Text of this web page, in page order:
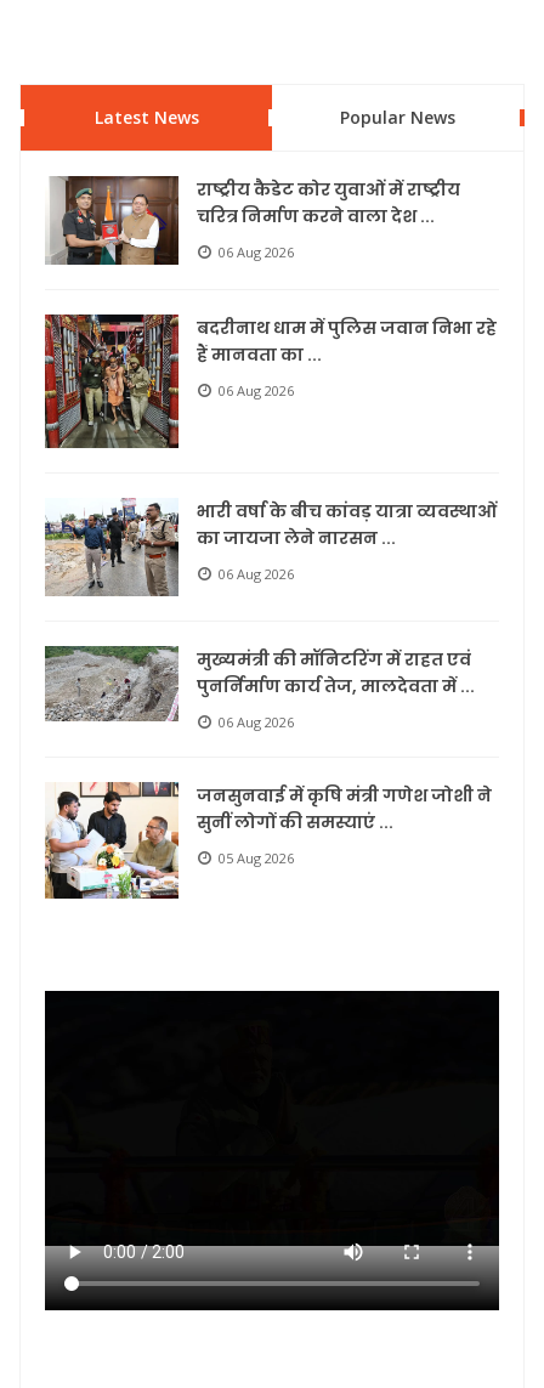
Latest News Popular News
राष्ट्रीय कैडेट कोर युवाओं में राष्ट्रीय
चरित्र निर्माण करने वाला देश ...
06 Aug 2026
बदरीनाथ धाम में पुलिस जवान निभा रहे
हैं मानवता का ...
06 Aug 2026
भारी वर्षा के बीच कांवड़ यात्रा व्यवस्थाओं
का जायजा लेने नारसन ...
06 Aug 2026
मुख्यमंत्री की मॉनिटरिंग में राहत एवं
पुनर्निर्माण कार्य तेज, मालदेवता में ...
06 Aug 2026
जनसुनवाई में कृषि मंत्री गणेश जोशी ने
सुनीं लोगों की समस्याएं ...
05 Aug 2026